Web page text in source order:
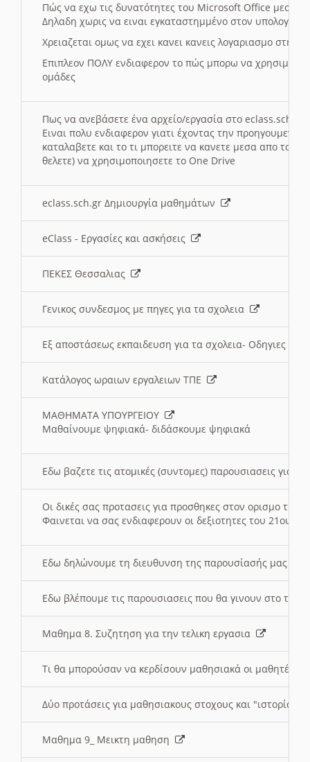
Πώς να εχω τις δυνατότητες του Microsoft Office μεσω
Δηλαδη χωρις να ειναι εγκαταστημμένο στον
Χρειαζεται ομως να εχει κανει κανεις λογαριασμο στη
Επιπλεον ΠΟΛΥ ενδιαφερον το πώς μπορω να
ομάδες
Πως να ανεβάσετε ένα αρχείο/εργασία στο eclass.sch.gr
Ειναι πολυ ενδιαφερον γιατι έχοντας την
καταλαβετε και το τι μπορειτε να κανετε μεσα απο το
θελετε) να χρησιμοποιησετε το One Drive
eclass.sch.gr Δημιουργία μαθημάτων
eClass - Εργασίες και ασκήσεις
ΠΕΚΕΣ Θεσσαλιας
Γενικος συνδεσμος με πηγες για τα σχολεια
Εξ αποστάσεως εκπαιδευση για τα σχολεια- Οδηγιες
Κατάλογος ωραιων εργαλειων ΤΠΕ
ΜΑΘΗΜΑΤΑ ΥΠΟΥΡΓΕΙΟΥ
Μαθαίνουμε ψηφιακά- διδάσκουμε ψηφιακά
Εδω βαζετε τις ατομικές (συντομες) παρουσιασεις για
Οι δικές σας προτασεις για προσθηκες στον ορισμο
Φαινεται να σας ενδιαφερουν οι δεξιοτητες του 21ου
Εδω δηλώνουμε τη διευθυνση της παρουσίασής μας
Εδω βλέπουμε τις παρουσιασεις που θα γινουν στο
Μαθημα 8. Συζητηση για την τελικη εργασια
Τι θα μπορούσαν να κερδίσουν μαθησιακά οι μαθητές/
Δύο προτάσεις για μαθησιακους στοχους και "ιστορία"
Μαθημα 9_ Μεικτη μαθηση